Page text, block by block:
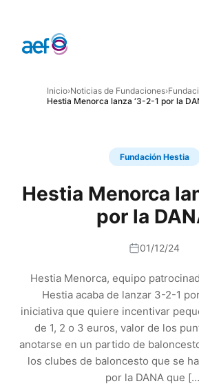
Inicio›Noticias de Fundaciones›
Hestia Menorca lanza ‘3-2-1 por la
Fundación Hestia
Hestia Menorca
por la
01/12/24
Hestia Menorca, equipo
Hestia acaba de lanzar 3-2-1
iniciativa que quiere incentivar
de 1, 2 o 3 euros, valor de los
anotarse en un partido de
los clubes de baloncesto que se
por la DANA que